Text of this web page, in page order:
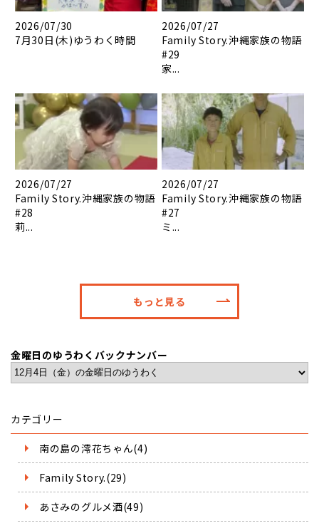
2026/07/30
7月30日(木)ゆうわく時間
2026/07/27
Family Story.沖縄家族の物語
#29
家...
2026/07/27
Family Story.沖縄家族の物語
#28
莉...
2026/07/27
Family Story.沖縄家族の物語
#27
ミ...
もっと見る
金曜日のゆうわくバックナンバー
カテゴリー
南の島の澪花ちゃん(4)
Family Story.(29)
あさみのグルメ酒(49)